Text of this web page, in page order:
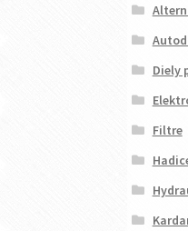
Diely
Filtre